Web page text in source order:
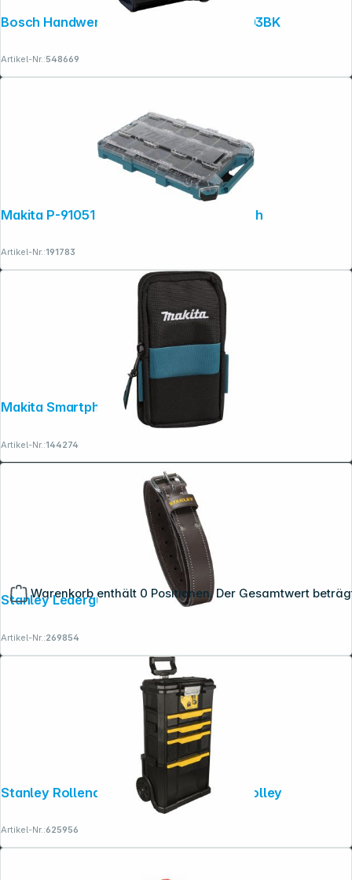
Warenkorb enthält 0 Positionen. Der Gesamtwert
Bosch Handwerkertasche groß 1600A003BK
Artikel-Nr.:548669
Makita P-91051 MAKTRAK Organizer flach
Artikel-Nr.:191783
Makita Smartphone Gürteltasche XL
Artikel-Nr.:144274
Stanley Lederguertel
Artikel-Nr.:269854
Stanley Rollende Werkstatt Werkzeugtrolley
Artikel-Nr.:625956